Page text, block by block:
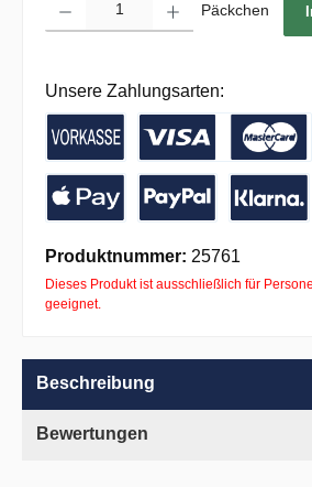
Päckchen
Unsere Zahlungsarten:
Vorkasse / Banküberweisung
Kreditkarte
Produktnummer: 25761
Dieses Produkt ist ausschließlich für
geeignet.
Beschreibung
Bewertungen